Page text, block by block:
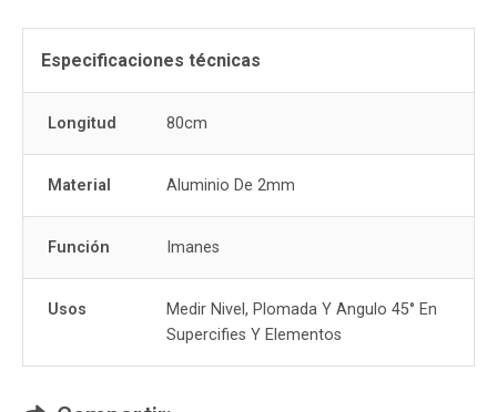
Especificaciones técnicas
Longitud 80cm
Material Aluminio De 2mm
Función Imanes
Usos
Medir Nivel, Plomada Y Angulo 45° En
Supercifies Y Elementos